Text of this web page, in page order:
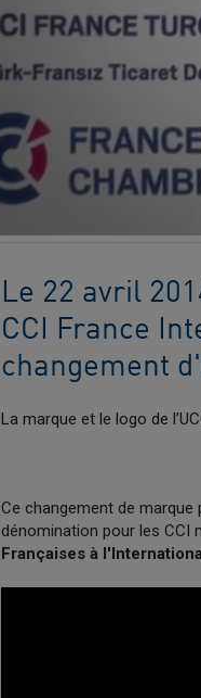
Le 22 avril
CCI France
changement
La marque et le logo de
Ce changement de
dénomination pour les CCI
Françaises à